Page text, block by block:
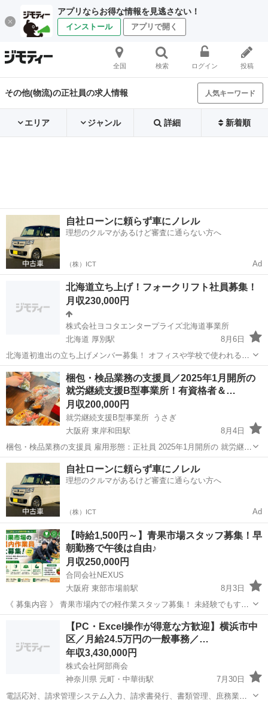
アプリならお得な情報を見逃さない！
インストール アプリで開く
全国 検索 ログイン 投稿
その他(物流)の正社員の求人情報 人気キーワード
エリア ジャンル 詳細 新着順
自社ローンに頼らず車にノレル
理想のクルマがあるけど審査に通らない方へ
（株）ICT Ad
北海道立ち上げ！フォークリフト社員募集！
月収230,000円
株式会社ヨコタエンタープライズ北海道事業所
北海道 厚別駅
8月6日
北海道初進出の立ち上げメンバー募集！ オフィスや学校で使われる家
具を扱う倉庫でのフォークリフトを使った入出庫作業を行うお仕事で
す！ 新しく綺麗な職場環境で免許取り立てやブランクある方でもじっ
くり仕事を覚えられる環境でステ...
北海道 札幌市 厚別駅 その他
梱包・検品業務の支援員／2025年1月開所の
就労継続支援B型事業所！有資格者＆…
月収200,000円
就労継続支援B型事業所 うさぎ
大阪府 東岸和田駅
8月4日
梱包・検品業務の支援員 雇用形態：正社員 2025年1月開所の 就労継続
支援B型事業所です！ 利用者様の日々の活動や 就労を支える生活支援
員として ご活躍いただける方を募集しています。 「仕事内容」 ...
大阪 岸和田市 東岸和田駅 その他
自社ローンに頼らず車にノレル
理想のクルマがあるけど審査に通らない方へ
（株）ICT Ad
【時給1,500円～】青果市場スタッフ募集！早
朝勤務で午後は自由♪
月収250,000円
合同会社NEXUS
大阪府 東部市場前駅
8月3日
《 募集内容 》 青果市場内での軽作業スタッフ募集！ 未経験でもすぐ
覚えられるシンプルなお仕事です。 〈仕事内容〉 * 青果物の仕分け *
集荷 * 出荷準備 * フォークリフト作業（資格者優遇） 〈勤務時間〉 ...
東部市場前駅 その他 未経験
【PC・Excel操作が得意な方歓迎】横浜市中
区／月給24.5万円の一般事務／…
年収3,430,000円
株式会社阿部商会
神奈川県 元町・中華街駅
7月30日
電話応対、請求管理システム入力、請求書発行、書類管理、庶務業